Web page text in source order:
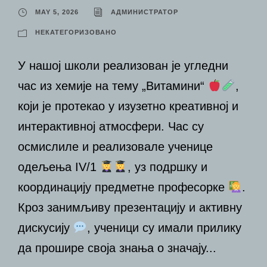
MAY 5, 2026 АДМИНИСТРАТОР
НЕКАТЕГОРИЗОВАНО
У нашој школи реализован је угледни
час из хемије на тему „Витамини“
,
који је протекао у изузетно креативној и
интерактивној атмосфери. Час су
осмислиле и реализовале ученице
одељења IV/1
, уз подршку и
координацију предметне професорке
.
Кроз занимљиву презентацију и активну
дискусију
, ученици су имали прилику
да прошире своја знања о значају...